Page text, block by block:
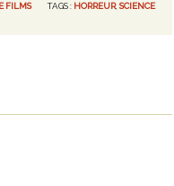
FILMS TAGS : HORREUR,SCIENCE